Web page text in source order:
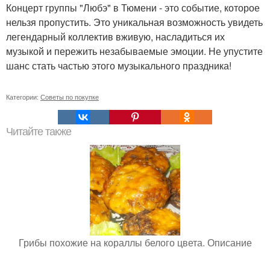
Концерт группы "Любэ" в Тюмени - это событие, которое
нельзя пропустить. Это уникальная возможность увидеть
легендарный коллектив вживую, насладиться их
музыкой и пережить незабываемые эмоции. Не упустите
шанс стать частью этого музыкального праздника!
Категории: Советы по покупке
Читайте также
Грибы похожие на кораллы белого цвета. Описание